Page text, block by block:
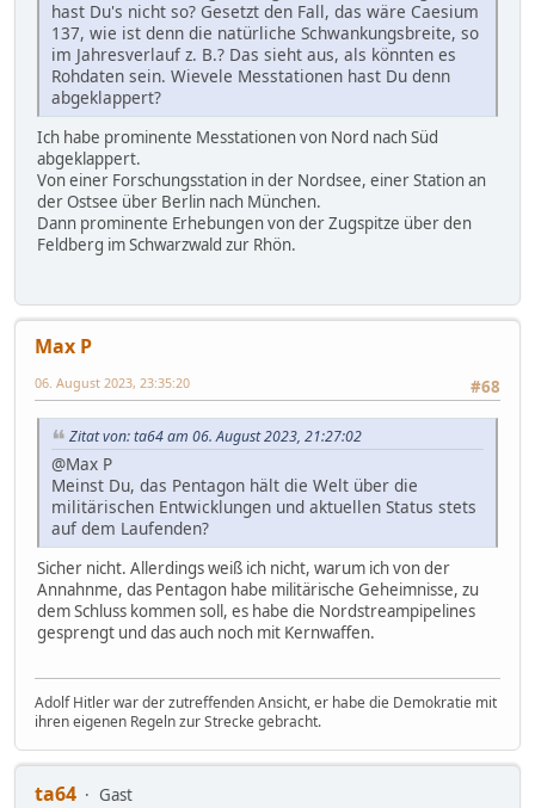
hast Du's nicht so? Gesetzt den Fall, das wäre Caesium
137, wie ist denn die natürliche Schwankungsbreite, so
im Jahresverlauf z. B.? Das sieht aus, als könnten es
Rohdaten sein. Wievele Messtationen hast Du denn
abgeklappert?
Ich habe prominente Messtationen von Nord nach Süd
abgeklappert.
Von einer Forschungsstation in der Nordsee, einer Station an
der Ostsee über Berlin nach München.
Dann prominente Erhebungen von der Zugspitze über den
Feldberg im Schwarzwald zur Rhön.
Max P
#68
06. August 2023, 23:35:20
Zitat von: ta64 am 06. August 2023, 21:27:02
@Max P
Meinst Du, das Pentagon hält die Welt über die
militärischen Entwicklungen und aktuellen Status stets
auf dem Laufenden?
Sicher nicht. Allerdings weiß ich nicht, warum ich von der
Annahnme, das Pentagon habe militärische Geheimnisse, zu
dem Schluss kommen soll, es habe die Nordstreampipelines
gesprengt und das auch noch mit Kernwaffen.
Adolf Hitler war der zutreffenden Ansicht, er habe die Demokratie mit
ihren eigenen Regeln zur Strecke gebracht.
ta64
Gast